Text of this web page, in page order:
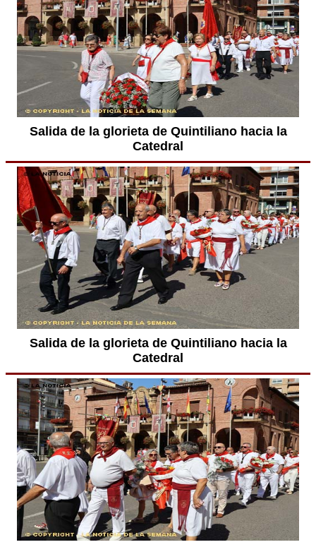
Salida de la glorieta de Quintiliano hacia la
Catedral
Salida de la glorieta de Quintiliano hacia la
Catedral